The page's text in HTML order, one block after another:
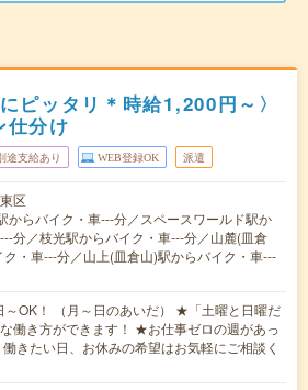
ピッタリ＊時給1,200円～〉
仕分け
途支給あり WEB登録OK 派遣
区
からバイク・車---分／スペースワールド駅か
分／枝光駅からバイク・車---分／山麓(皿倉
ク・車---分／山上(皿倉山)駅からバイク・車---
～OK！ （月～日のあいだ） ★「土曜と日曜だ
働き方ができます！ ★お仕事ゼロの週があっ
きたい日、お休みの希望はお気軽にご相談く